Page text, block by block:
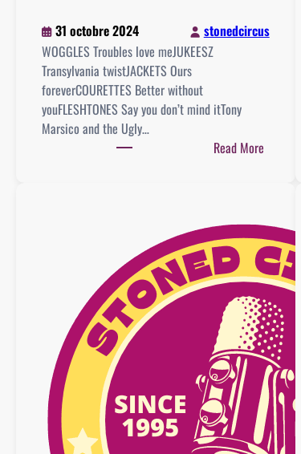
31 octobre 2024
stonedcircus
WOGGLES Troubles love meJUKEESZ
Transylvania twistJACKETS Ours
foreverCOURETTES Better without
youFLESHTONES Say you don’t mind itTony
Marsico and the Ugly…
Read More:
12
octobre
2024